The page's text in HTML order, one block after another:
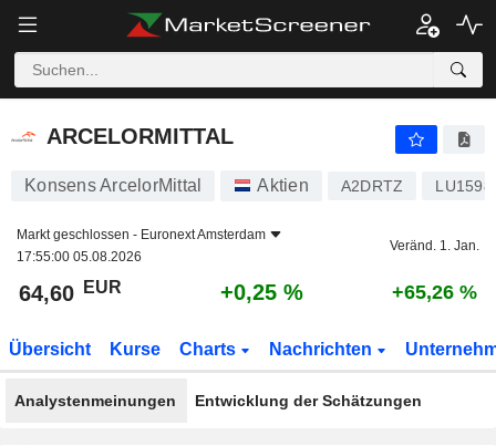
ARCELORMITTAL
ARCELORMITTAL
Konsens ArcelorMittal Aktien A2DRTZ
Markt geschlossen - Euronext Amsterdam
17:55:00 05.08.2026
Veränd. 1. Jan.
64,60 EUR +0,25 % +65,26 %
Übersicht Kurse Charts Nachrichten
Analystenmeinungen Entwicklung der Schätzungen